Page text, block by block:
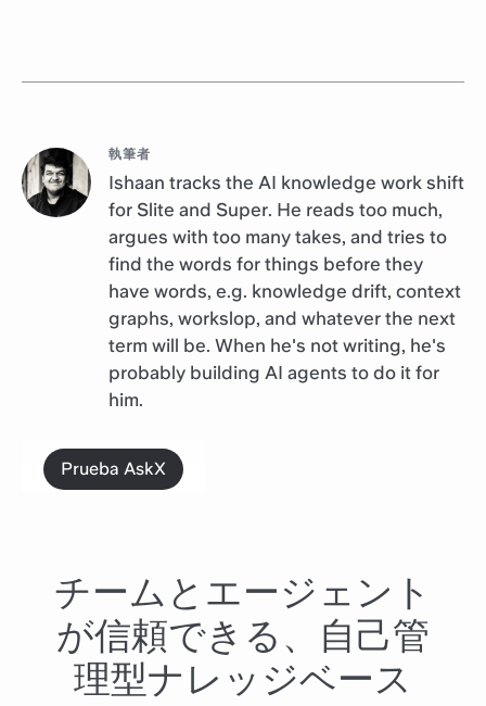
執筆者
Ishaan tracks the AI knowledge work shift
for Slite and Super. He reads too much,
argues with too many takes, and tries to
find the words for things before they
have words, e.g. knowledge drift, context
graphs, workslop, and whatever the next
term will be. When he's not writing, he's
probably building AI agents to do it for
him.
Prueba AskX
チームとエージェント
が信頼できる、自己管
理型ナレッジベース